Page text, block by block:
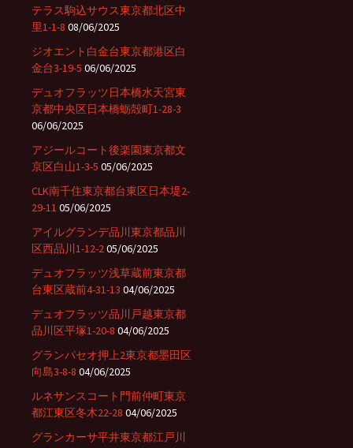
テラス駒込サウス東京都北区中
里1-1-8 08/06/2025
ジオエント白金台東京都港区白
金台3-19-5 06/06/2025
デュオフラッツ日本橋水天宮東
京都中央区日本橋蛎殻町1-28-3
06/06/2025
アジールコート後楽園東京都文
京区白山1-3-5 05/06/2025
CLK南千住東京都台東区日本堤2-
29-11 05/06/2025
アイルグランデ品川東京都品川
区西品川1-12-205/06/2025
デュオフラッツ浅草蔵前東京都
台東区蔵前4-31-13 04/06/2025
デュオフラッツ品川戸越東京都
品川区平塚1-20-8 04/06/2025
グランパセオ押上2東京都墨田区
向島3-8-8 04/06/2025
ルネサンスコート門前仲町東京
都江東区冬木22-28 04/06/2025
グランカーサ平井東京都江戸川